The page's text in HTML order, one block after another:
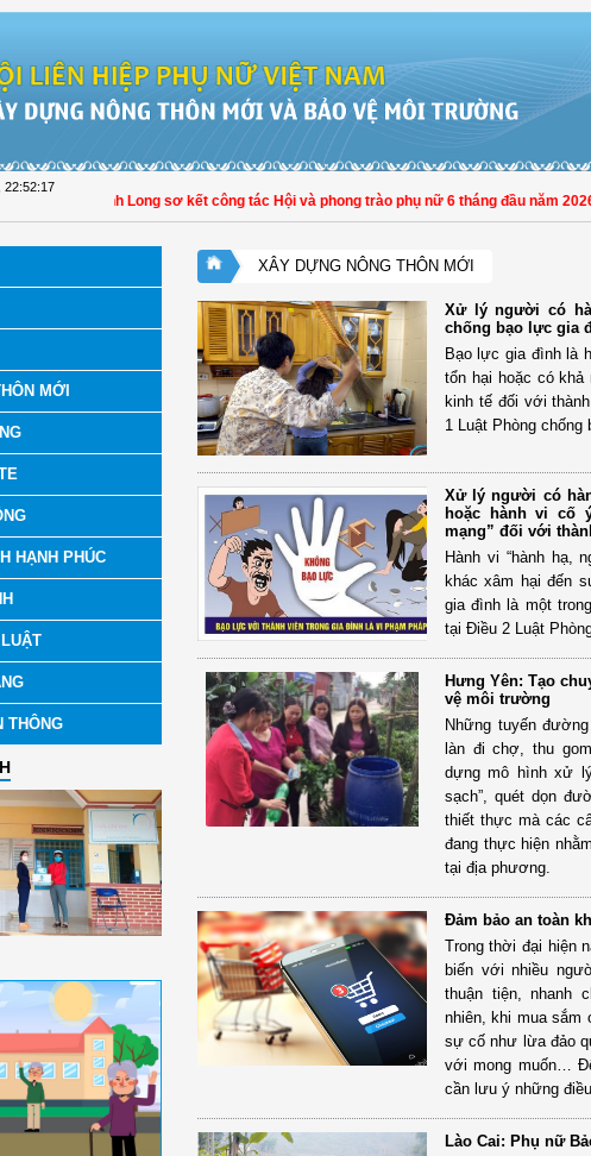
22:52:18
Ngãi, Vĩnh Long sơ kết công tác Hội và phong trào phụ nữ 6 tháng đầu năm 2026 | Đề
MỚI
HẠNH PHÚC
THÔNG
XÂY DỰNG NÔNG THÔN MỚI
Xử lý người có
chống bạo lực gia
Bạo lực gia đình là
tổn hại hoặc có khả
kinh tế đối với
1 Luật Phòng chống
Xử lý người có
hoặc hành vi cố
mạng” đối với
Hành vi “hành hạ,
khác xâm hại đến
gia đình là một
tại Điều 2 Luật
Hưng Yên: Tạo
vệ môi trường
Những tuyến
làn đi chợ, thu
dựng mô hình xử
sạch”, quét dọn
thiết thực mà các
đang thực hiện
tại địa phương.
Đảm bảo an toàn
Trong thời đại hiện
biến với nhiều
thuận tiện, nhanh
nhiên, khi mua sắm
sự cố như lừa đảo
với mong muốn…
cần lưu ý những
Lào Cai: Phụ nữ